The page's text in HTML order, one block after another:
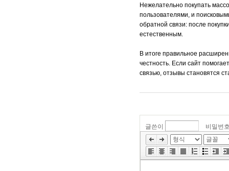
Нежелательно покупать
пользователями, и
обратной связи: после
естественным.
В итоге правильное
честность. Если сайт
связью, отзывы становятся
글쓴이
비밀번
편
도